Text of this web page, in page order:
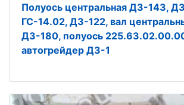
Полуось центральная ДЗ-143,
ГС-14.02, ДЗ-122, вал
ДЗ-180, полуось
автогрейдер ДЗ-1